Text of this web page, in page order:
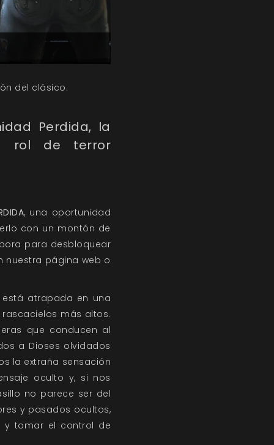
del clásico.
Perdida, la
rol de terror
, una oportunidad
con un montón de
para desbloquear
nuestra página web o
atrapada en una
más altos.
que conducen al
a Dioses olvidados
la extraña sensación
oculto y, si nos
no parece ser del
y pasados ocultos,
y tomar el control de